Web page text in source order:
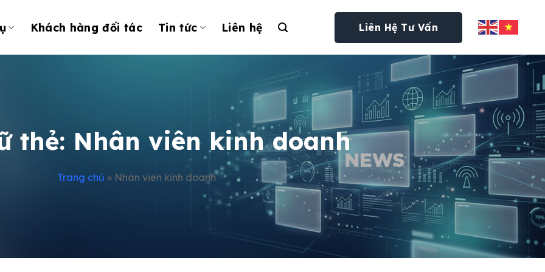
Khách hàng đối tác Tin tức Liên hệ Liên Hệ Tư Vấn
thẻ: Nhân viên kinh doanh
Trang chủ » Nhân viên kinh doanh